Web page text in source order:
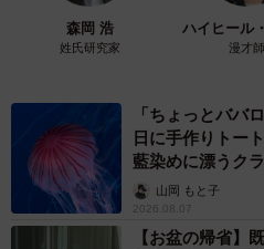
森岡 浩
姓氏研究家
ハイヒール
漫才師
「ちょっとババ
日に手作りト
藍染めに漂うク
ごい」山岡 もと子
2026.08.07
【お盆の帰省】